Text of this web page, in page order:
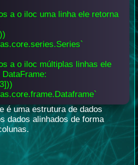
a o iloc uma linha ele retorna
a o iloc múltiplas linhas ele
é uma estrutura de dados
dados alinhados de forma